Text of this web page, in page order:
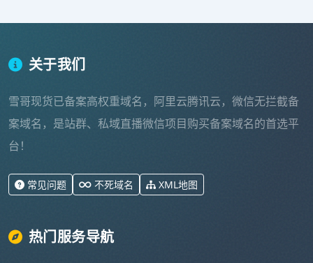
关于我们
雪哥现货已备案高权重域名，阿里云腾讯云，微信无拦截备
案域名，是站群、私域直播微信项目购买备案域名的首选平
台！
常见问题 不死域名 XML地图
热门服务导航